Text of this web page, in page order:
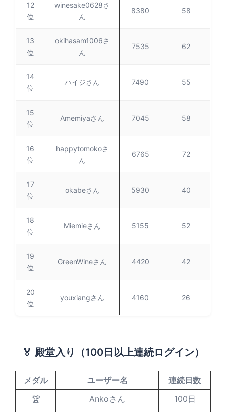
12
位
winesake0628さ
ん
8380 58
13
位
okihasam1006さ
ん
7535 62
14
位
ハイジさん 7490 55
15
位
Amemiyaさん 7045 58
16
位
happytomokoさ
ん
6765 72
17
位
okabeさん 5930 40
18
位
Miemieさん 5155 52
19
位
GreenWineさん 4420 42
20
位
youxiangさん 4160 26
🏅 殿堂入り（100日以上連続ログイン）
メダル ユーザー名
連続日数
🏆
Ankoさん
100日